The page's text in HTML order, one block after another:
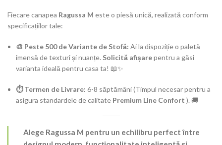
Fiecare canapea Ragussa M este o piesă unică, realizată conform
specificațiilor tale:
🎨 Peste 500 de Variante de Stofă: Ai la dispoziție o paletă
imensă de texturi și nuanțe. Solicită afișarepentru a găsi
varianta ideală pentru casa ta! 📖✨
⏱️ Termen de Livrare: 6-8 săptămâni (Timpul necesar pentru a
asigura standardele de calitate Premium Line Confort ). 🚚
Alege Ragussa M pentru un echilibru perfect între